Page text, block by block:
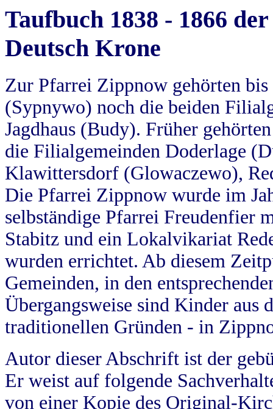
Taufbuch 1838 - 1866
Deutsch Krone
Zur Pfarrei Zippnow gehörten
(Sypnywo) noch die beiden
Jagdhaus (Budy). Früher
die Filialgemeinden Doderlage
Klawittersdorf (Glowaczewo),
Die Pfarrei Zippnow wurde im
selbständige Pfarrei Freudenfier
Stabitz und ein Lokalvikariat
wurden errichtet. Ab diesem
Gemeinden, in den
Übergangsweise sind Kinder aus
traditionellen Gründen - in
Autor dieser Abschrift ist der
Er weist auf folgende
von einer Kopie des Original-